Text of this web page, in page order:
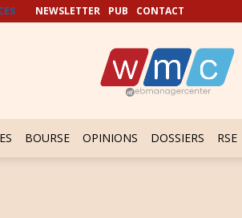
NEWSLETTER PUB CONTACT
BOURSE OPINIONS DOSSIERS RSE